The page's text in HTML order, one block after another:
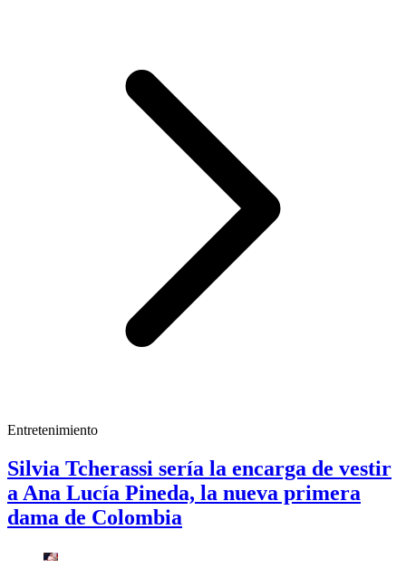
Entretenimiento
Silvia Tcherassi sería la encarga de vestir
a Ana Lucía Pineda, la nueva primera
dama de Colombia